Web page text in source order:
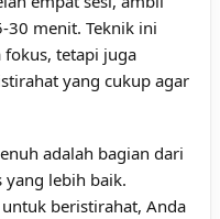
30 menit. Teknik ini
tetapi juga
yang cukup agar
adalah bagian dari
lebih baik.
beristirahat, Anda